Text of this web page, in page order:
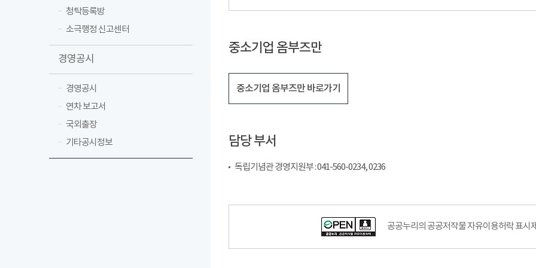
청탁등록방
소극행정 신고센터
경영공시
경영공시
연차 보고서
국외출장
기타공시정보
중소기업 옴부즈만
중소기업 옴부즈만 바로가기
담당 부서
독립기념관 경영지원부 : 041-560-0234, 0236
공공누리의 공공저작물 자유이용허락 표시